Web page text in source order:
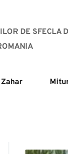
DE SFECLA
Zahar